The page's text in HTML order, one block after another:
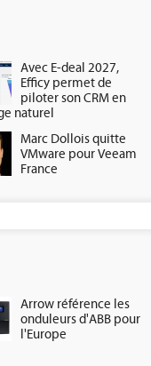
Avec E-deal 2027,
Efficy permet de
piloter son CRM en
naturel
Marc Dollois quitte
VMware pour Veeam
France
Arrow référence les
onduleurs d'ABB pour
l'Europe